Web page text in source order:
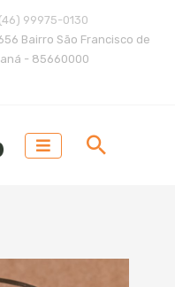
(46) 99975-0130
Bairro São Francisco de
- 85660000